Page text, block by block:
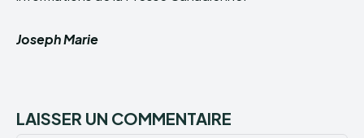
Joseph Marie
LAISSER UN COMMENTAIRE